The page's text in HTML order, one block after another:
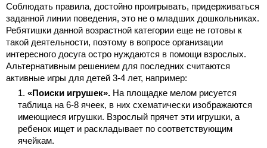
Соблюдать правила, достойно проигрывать, придерживаться
заданной линии поведения, это не о младших дошкольниках.
Ребятишки данной возрастной категории еще не готовы к
такой деятельности, поэтому в вопросе организации
интересного досуга остро нуждаются в помощи взрослых.
Альтернативным решением для последних считаются
активные игры для детей 3-4 лет, например:
«Поиски игрушек». На площадке мелом рисуется
таблица на 6-8 ячеек, в них схематически изображаются
имеющиеся игрушки. Взрослый прячет эти игрушки, а
ребенок ищет и раскладывает по соответствующим
ячейкам.